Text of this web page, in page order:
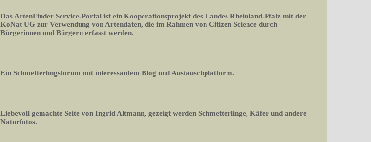
Das ArtenFinder Service-Portal ist ein Kooperationsprojekt des Landes Rheinland-Pfalz mit der
KoNat UG zur Verwendung von Artendaten, die im Rahmen von Citizen Science durch
Bürgerinnen und Bürgern erfasst werden.
Ein Schmetterlingsforum mit interessantem Blog und Austauschplatform.
Liebevoll gemachte Seite von Ingrid Altmann, gezeigt werden Schmetterlinge, Käfer und andere
Naturfotos.